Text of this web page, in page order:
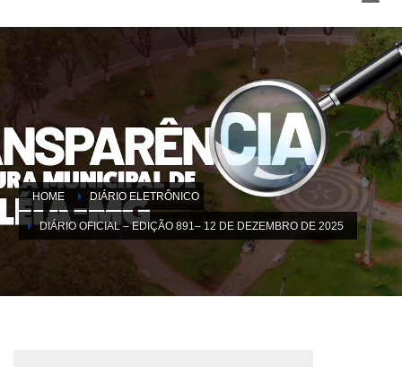
HOME DIÁRIO ELETRÔNICO
DIÁRIO OFICIAL – EDIÇÃO 891– 12 DE DEZEMBRO DE 2025